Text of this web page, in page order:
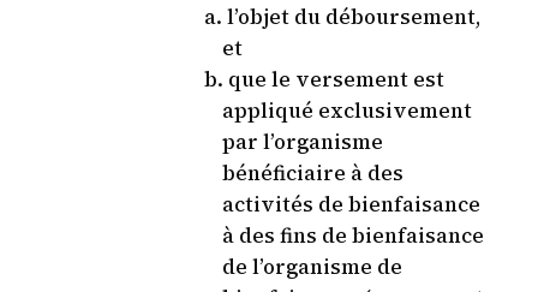
l’objet du déboursement,
et
que le versement est
appliqué exclusivement
par l’organisme
bénéficiaire à des
activités de bienfaisance
à des fins de bienfaisance
de l’organisme de